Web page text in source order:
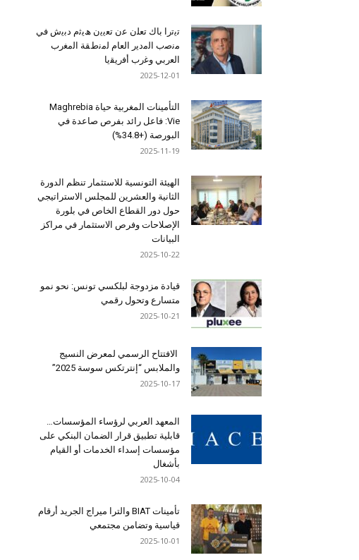
ﺗﯾﺗرا ﺑﺎك ﺗﻌﻠن ﻋن ﺗﻌﯾﯾن ھﯾﺛم دﺑﯾش ﻓﻲ
ﻣﻧﺻب اﻟﻣدﯾر اﻟﻌﺎم ﻟﻣﻧطﻘﺔ اﻟﻣﻐرب
اﻟﻌرﺑﻲ وﻏرب أﻓرﯾﻘﯾﺎ
2025-12-01
التأمينات المغربية حياة Maghrebia
Vie: فاعل رائد بفرص صاعدة في
البورصة (+34.8%)
2025-11-19
الهيئة التونسية للاستثمار تنظم الدورة
الثانية والعشرين للمجلس الاستراتيجي
حول دور القطاع الخاص في بلورة
الإصلاحات وفرص الاستثمار في مراكز
البيانات
2025-10-22
قيادة مزدوجة لبلكسي تونس: نحو نمو
متسارع وتحول رقمي
2025-10-21
الافتتاح الرسمي لمعرض النسيج
والملابس “إنترتكس سوسة 2025”
2025-10-17
المعهد العربي لرؤساء المؤسسات…
قابلية تطبيق قرار الضمان البنكي على
مؤسسات إسداء الخدمات أو القيام
بأشغال
2025-10-04
تأمينات BIAT والترا ميراج الجريد أرقام
قياسية وتضامن مجتمعي
2025-10-01